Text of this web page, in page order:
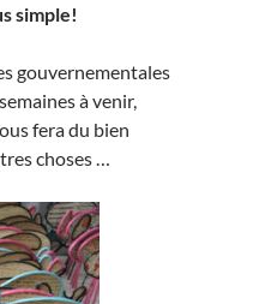
simple!
gouvernementales
à venir,
fera du bien
choses …